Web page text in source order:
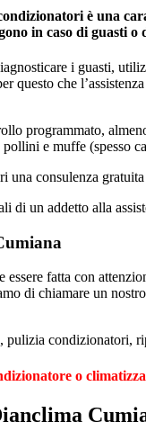
è una
in caso di
i guasti,
questo che
programmato,
e muffe
una consulenza
di un addetto alla
fatta con
di chiamare un
condizionatori,
o